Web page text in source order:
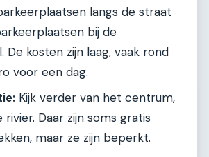
langs de straat
bij de
De kosten zijn laag, vaak rond
voor een dag.
Kijk verder van het centrum,
Daar zijn soms gratis
maar ze zijn beperkt.